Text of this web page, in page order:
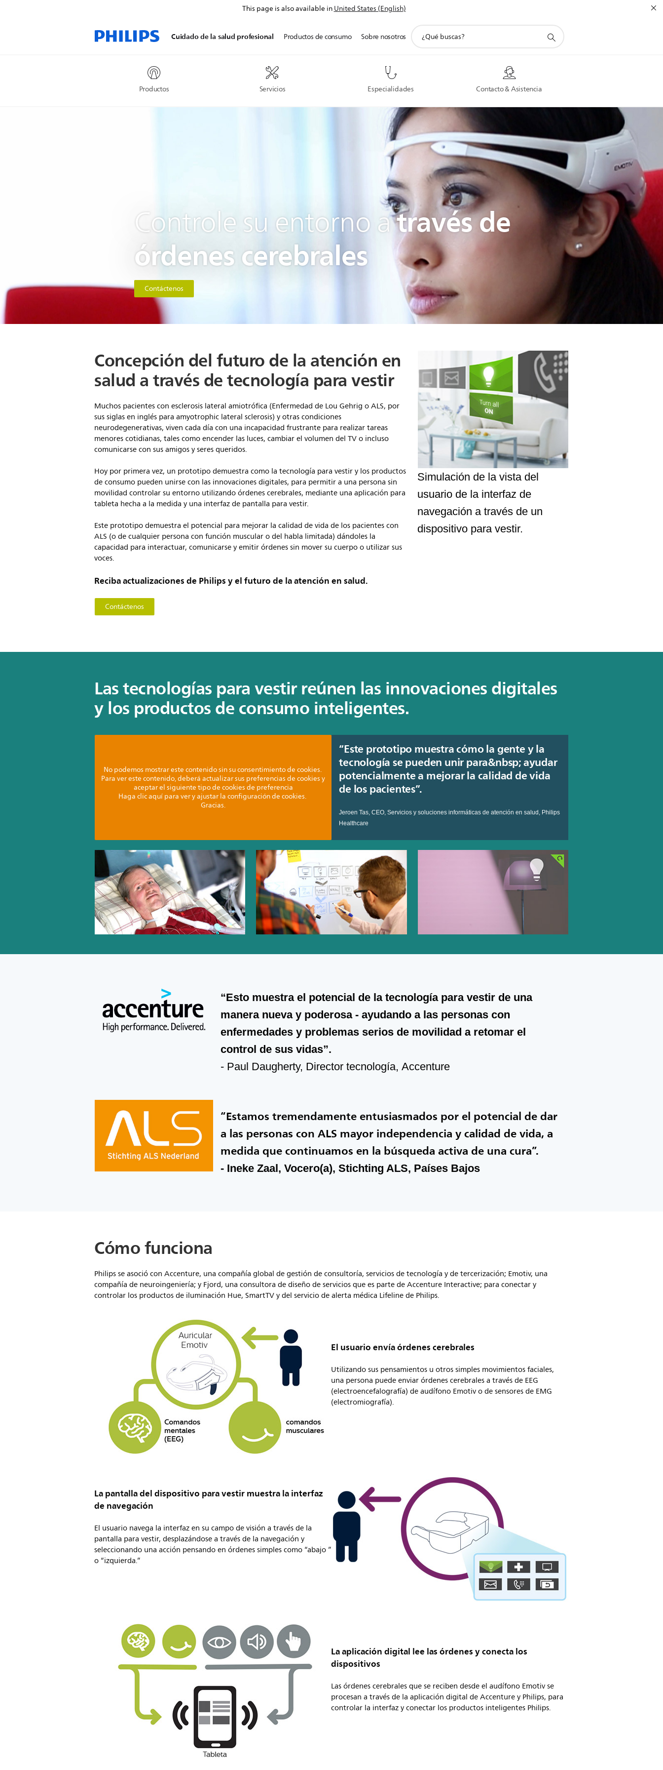
This page is also available inUnited States (English)
Cuidado de la salud profesional
Productos Servicios Especialidades Contacto & Asistencia
Productos de consumo Sobre nosotros
Controle su entorno através de
órdenes cerebrales
Contáctenos
Simulación de la vista del
usuario de la interfaz de
navegación a través de un
dispositivo para vestir.
Concepción del futuro de la atención en
salud a través de tecnología para vestir
Muchos pacientes con esclerosis lateral amiotrófica (Enfermedad de Lou Gehrig o ALS, por
sus siglas en inglés para amyotrophic lateral sclerosis) y otras condiciones
neurodegenerativas, viven cada día con una incapacidad frustrante para realizar tareas
menores cotidianas, tales como encender las luces, cambiar el volumen del TV o incluso
comunicarse con sus amigos y seres queridos.
Hoy por primera vez, un prototipo demuestra como la tecnología para vestir y los productos
de consumo pueden unirse con las innovaciones digitales, para permitir a una persona sin
movilidad controlar su entorno utilizando órdenes cerebrales, mediante una aplicación para
tableta hecha a la medida y una interfaz de pantalla para vestir.
Este prototipo demuestra el potencial para mejorar la calidad de vida de los pacientes con
ALS (o de cualquier persona con función muscular o del habla limitada) dándoles la
capacidad para interactuar, comunicarse y emitir órdenes sin mover su cuerpo o utilizar sus
voces.
Reciba actualizaciones de Philips y el futuro de la atención en salud.
Contáctenos
Las tecnologías para vestir reúnen las innovaciones digitales
y los productos de consumo inteligentes.
No podemos mostrar este contenido sin su consentimiento de cookies.
Para ver este contenido, deberá actualizar sus preferencias de cookies y
aceptar el siguiente tipo de cookies de preferencia
Haga clic aquí para ver y ajustar la configuración de cookies.
Gracias.
“Este prototipo muestra cómo la gente y la
tecnología se pueden unir para&nbsp; ayudar
potencialmente a mejorar la calidad de vida
de los pacientes”.
Jeroen Tas, CEO, Servicios y soluciones informáticas de atención en salud, Philips
Healthcare
“Esto muestra el potencial de la tecnología para vestir de una
manera nueva y poderosa - ayudando a las personas con
enfermedades y problemas serios de movilidad a retomar el
control de sus vidas”.
- Paul Daugherty, Director tecnología, Accenture
“Estamos tremendamente entusiasmados por el potencial de dar
a las personas con ALS mayor independencia y calidad de vida, a
medida que continuamos en la búsqueda activa de una cura”.
- Ineke Zaal, Vocero(a), Stichting ALS, Países Bajos
Cómo funciona
Philips se asoció con Accenture, una compañía global de gestión de consultoría, servicios de tecnología y de tercerización; Emotiv, una
compañía de neuroingeniería; y Fjord, una consultora de diseño de servicios que es parte de Accenture Interactive; para conectar y
controlar los productos de iluminación Hue, SmartTV y del servicio de alerta médica Lifeline de Philips.
El usuario envía órdenes cerebrales
Utilizando sus pensamientos u otros simples movimientos faciales,
una persona puede enviar órdenes cerebrales a través de EEG
(electroencefalografía) de audífono Emotiv o de sensores de EMG
(electromiografía).
La pantalla del dispositivo para vestir muestra la interfaz
de navegación
El usuario navega la interfaz en su campo de visión a través de la
pantalla para vestir, desplazándose a través de la navegación y
seleccionando una acción pensando en órdenes simples como “abajo ”
o “izquierda.”
La aplicación digital lee las órdenes y conecta los
dispositivos
Las órdenes cerebrales que se reciben desde el audífono Emotiv se
procesan a través de la aplicación digital de Accenture y Philips, para
controlar la interfaz y conectar los productos inteligentes Philips.